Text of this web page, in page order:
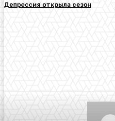
Депрессия открыла сезон